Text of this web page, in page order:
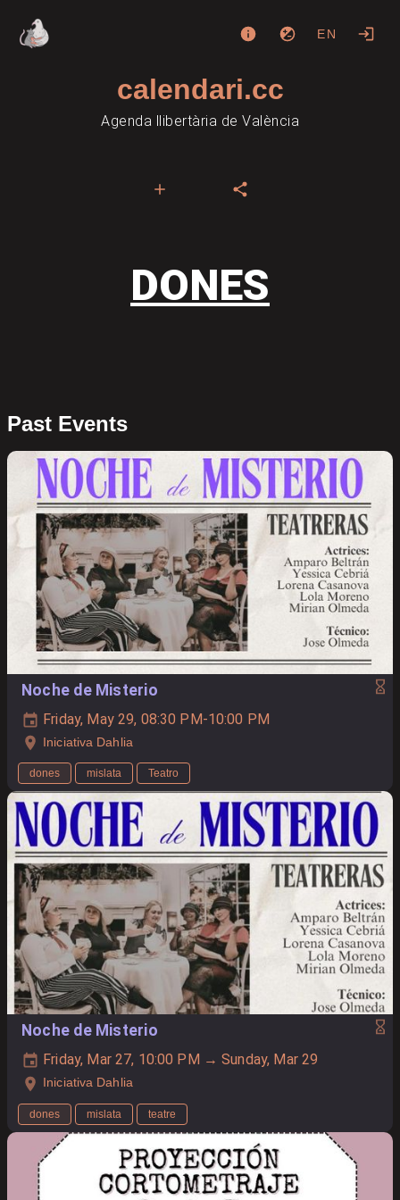
EN
calendari.cc
Agenda llibertària de València
DONES
Past Events
Noche de Misterio
Friday, May 29, 08:30 PM-10:00 PM
Iniciativa Dahlia
dones mislata Teatro
Noche de Misterio
Friday, Mar 27, 10:00 PM → Sunday, Mar 29
Iniciativa Dahlia
dones mislata teatre